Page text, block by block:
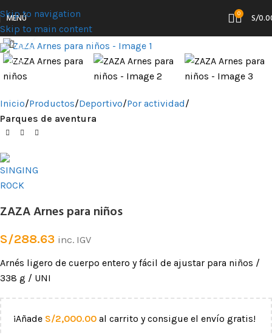
Skip to navigation
Skip to main content
MENÚ 0 S/
Clic para ampliar
Inicio Productos Deportivo Por actividad
Parques de aventura
ZAZA Arnes para niños
S/288.63 inc. IGV
Arnés ligero de cuerpo entero y fácil de ajustar para niños /
338 g / UNI
¡Añade S/2,000.00 al carrito y consigue el envío gratis!